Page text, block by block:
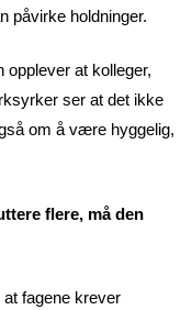
påvirke holdninger.
opplever at kolleger,
ser at det ikke
om å være hyggelig,
flere, må den
fagene krever